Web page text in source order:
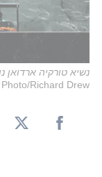
נשיא טורקיה
Photo/Richard Drew